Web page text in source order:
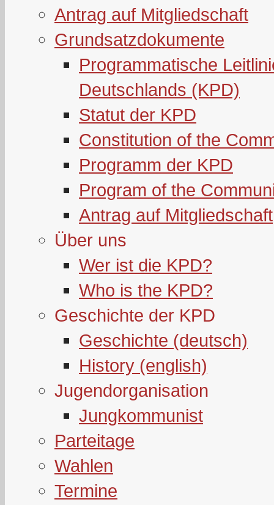
Antrag auf Mitgliedschaft
Grundsatzdokumente
Programmatische
Deutschlands (KPD)
Statut der KPD
Constitution of the
Programm der KPD
Program of the
Antrag auf Mitgliedschaft
Über uns
Wer ist die KPD?
Who is the KPD?
Geschichte der KPD
Geschichte (deutsch)
History (english)
Jugendorganisation
Jungkommunist
Parteitage
Wahlen
Termine